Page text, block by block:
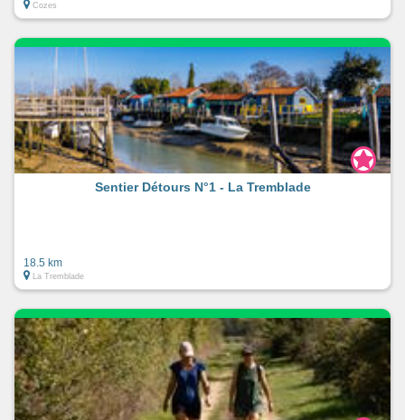
Cozes
Sentier Détours N°1 - La Tremblade
18.5 km
La Tremblade